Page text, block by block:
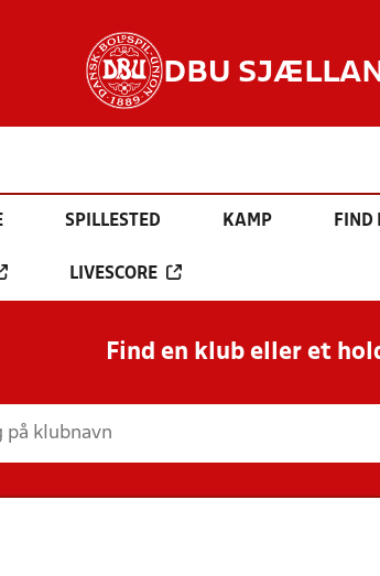
DBU
SPILLESTED KAMP FIND
LIVESCORE
Find en klub eller et